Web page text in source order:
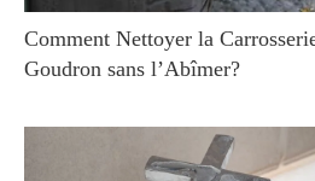
Comment Nettoyer la
Goudron sans l’Abîmer?